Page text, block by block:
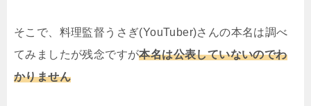
そこで、料理監督うさぎ(YouTuber)さんの本名は調べ
てみましたが残念ですが本名は公表していないのでわ
かりません